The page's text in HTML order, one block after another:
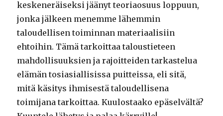
keskeneräiseksi jäänyt teoriaosuus loppuun,
jonka jälkeen menemme lähemmin
taloudellisen toiminnan materiaalisiin
ehtoihin. Tämä tarkoittaa taloustieteen
mahdollisuuksien ja rajoitteiden tarkastelua
elämän tosiasiallisissa puitteissa, eli sitä,
mitä käsitys ihmisestä taloudellisena
toimijana tarkoittaa. Kuulostaako epäselvältä?